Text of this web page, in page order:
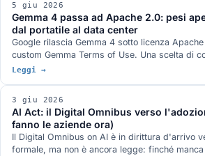
5 giu 2026
Gemma 4 passa ad Apache 2.0: pesi
dal portatile al data center
Google rilascia Gemma 4 sotto licenza
custom Gemma Terms of Use. Una scelta di
che di prodotto, con la variante 12B
Leggi →
3 giu 2026
AI Act: il Digital Omnibus verso
fanno le aziende ora)
Il Digital Omnibus on AI è in dirittura d'arrivo
formale, ma non è ancora legge: finché